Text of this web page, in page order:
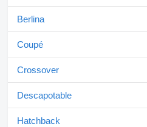
Berlina
Coupé
Crossover
Descapotable
Hatchback